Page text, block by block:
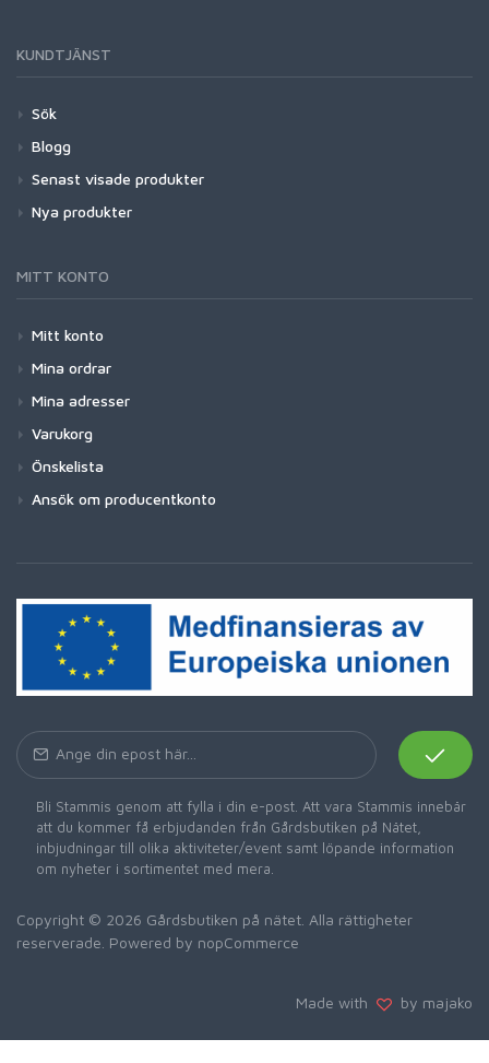
KUNDTJÄNST
Sök
Blogg
Senast visade produkter
Nya produkter
MITT KONTO
Mitt konto
Mina ordrar
Mina adresser
Varukorg
Önskelista
Ansök om producentkonto
Bli Stammis genom att fylla i din e-post. Att vara Stammis innebär
att du kommer få erbjudanden från Gårdsbutiken på Nätet,
inbjudningar till olika aktiviteter/event samt löpande information
om nyheter i sortimentet med mera.
Copyright © 2026 Gårdsbutiken på nätet. Alla rättigheter
reserverade. Powered by nopCommerce
Made with by majako